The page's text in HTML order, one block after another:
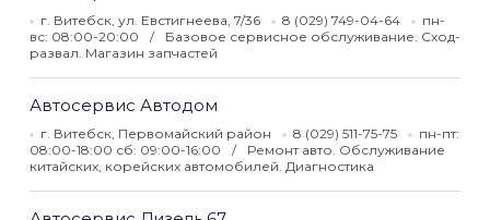
г. Витебск, ул. Евстигнеева, 7/36 8 (029) 749-04-64
пн-
вс: 08:00-20:00
Базовое сервисное обслуживание. Сход-
развал. Магазин запчастей
Автосервис Автодом
г. Витебск, Первомайский район 8 (029) 511-75-75
пн-пт:
08:00-18:00 сб: 09:00-16:00
Ремонт авто. Обслуживание
китайских, корейских автомобилей. Диагностика